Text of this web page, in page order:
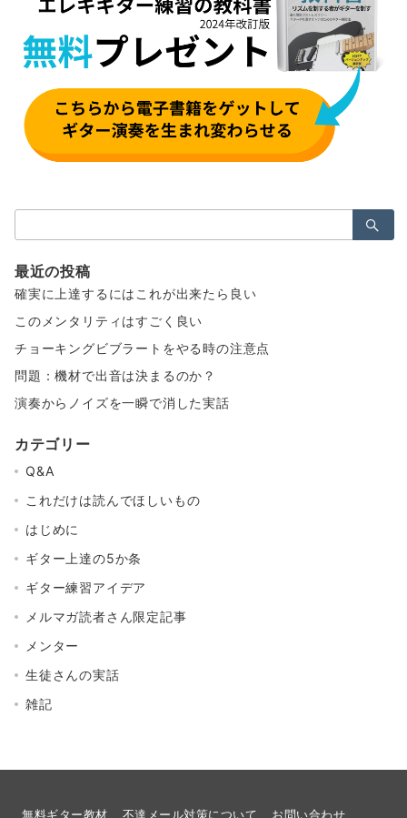
索：
最近の投稿
確実に上達するにはこれが出来たら良い
このメンタリティはすごく良い
チョーキングビブラートをやる時の注意点
問題：機材で出音は決まるのか？
演奏からノイズを一瞬で消した実話
カテゴリー
Q&A
これだけは読んでほしいもの
はじめに
ギター上達の5か条
ギター練習アイデア
メルマガ読者さん限定記事
メンター
生徒さんの実話
雑記
無料ギター教材 不達メール対策について お問い合わせ